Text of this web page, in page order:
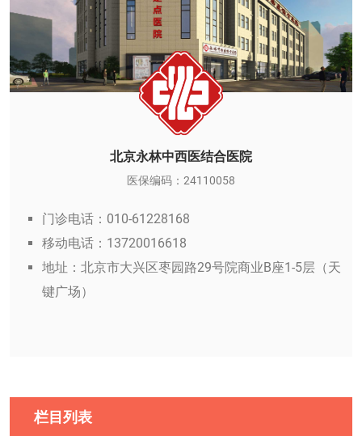
北京永林中西医结合医院
医保编码：24110058
门诊电话：010-61228168
移动电话：13720016618
地址：北京市大兴区枣园路29号院商业B座1-5层（天
键广场）
栏目列表